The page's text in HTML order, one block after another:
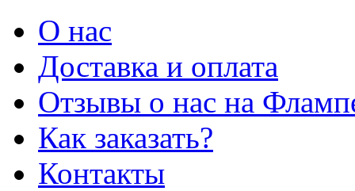
О нас
Доставка и оплата
Отзывы о нас на
Как заказать?
Контакты